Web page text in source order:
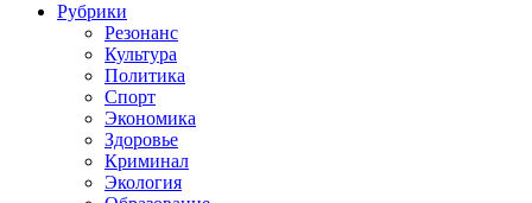
Рубрики
Резонанс
Культура
Политика
Спорт
Экономика
Здоровье
Криминал
Экология